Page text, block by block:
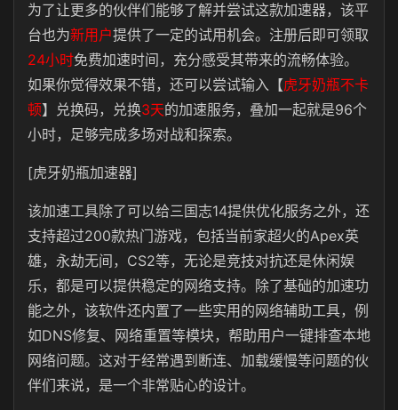
为了让更多的伙伴们能够了解并尝试这款加速器，该平
台也为新用户提供了一定的试用机会。注册后即可领取
24小时免费加速时间，充分感受其带来的流畅体验。
如果你觉得效果不错，还可以尝试输入【虎牙奶瓶不卡
顿】兑换码，兑换3天的加速服务，叠加一起就是96个
小时，足够完成多场对战和探索。
[虎牙奶瓶加速器]
该加速工具除了可以给三国志14提供优化服务之外，还
支持超过200款热门游戏，包括当前家超火的Apex英
雄，永劫无间，CS2等，无论是竞技对抗还是休闲娱
乐，都是可以提供稳定的网络支持。除了基础的加速功
能之外，该软件还内置了一些实用的网络辅助工具，例
如DNS修复、网络重置等模块，帮助用户一键排查本地
网络问题。这对于经常遇到断连、加载缓慢等问题的伙
伴们来说，是一个非常贴心的设计。